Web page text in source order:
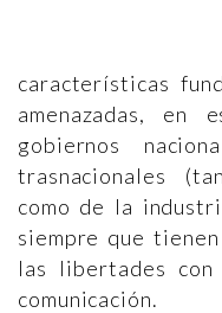
características
amenazadas,
gobiernos
trasnacionales
como de la
siempre que
las libertades
comunicación.